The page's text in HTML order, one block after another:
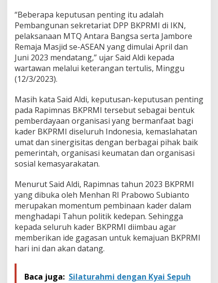
“Beberapa keputusan penting itu adalah
Pembangunan sekretariat DPP BKPRMI di IKN,
pelaksanaan MTQ Antara Bangsa serta Jambore
Remaja Masjid se-ASEAN yang dimulai April dan
Juni 2023 mendatang,” ujar Said Aldi kepada
wartawan melalui keterangan tertulis, Minggu
(12/3/2023).
Masih kata Said Aldi, keputusan-keputusan penting
pada Rapimnas BKPRMI tersebut sebagai bentuk
pemberdayaan organisasi yang bermanfaat bagi
kader BKPRMI diseluruh Indonesia, kemaslahatan
umat dan sinergisitas dengan berbagai pihak baik
pemerintah, organisasi keumatan dan organisasi
sosial kemasyarakatan.
Menurut Said Aldi, Rapimnas tahun 2023 BKPRMI
yang dibuka oleh Menhan RI Prabowo Subianto
merupakan momentum pembinaan kader dalam
menghadapi Tahun politik kedepan. Sehingga
kepada seluruh kader BKPRMI diimbau agar
memberikan ide gagasan untuk kemajuan BKPRMI
hari ini dan akan datang.
Baca juga: Silaturahmi dengan Kyai Sepuh